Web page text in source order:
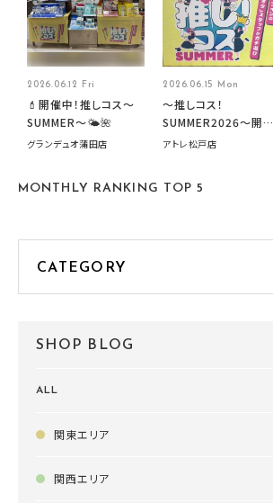
2026.06.12 Fri
💄開催中！推しコス〜
SUMMER〜🌤️🌺
グランデュオ蒲田店
2026.06.15 Mon
～推しコス！
SUMMER2026～開催
中です！
アトレ松戸店
MONTHLY RANKING TOP 5
SHOP BLOG
ALL
関東エリア
関西エリア